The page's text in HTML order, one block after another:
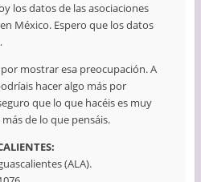
los datos de las asociaciones
México. Espero que los datos
mostrar esa preocupación. A
hacer algo más por
que lo que hacéis es muy
de lo que pensáis.
(ALA).